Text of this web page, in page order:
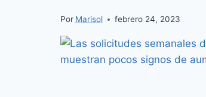
Por Marisol febrero 24, 2023